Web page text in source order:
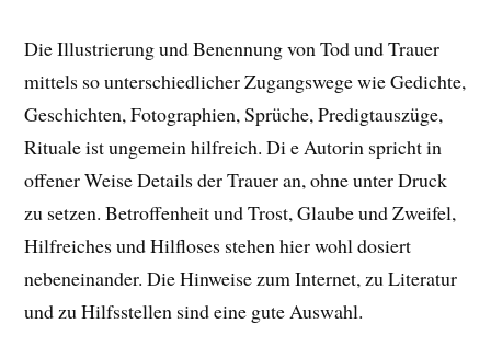
Die Illustrierung und Benennung von Tod und Trauer
mittels so unterschiedlicher Zugangswege wie Gedichte,
Geschichten, Fotographien, Sprüche, Predigtauszüge,
Rituale ist ungemein hilfreich. Di e Autorin spricht in
offener Weise Details der Trauer an, ohne unter Druck
zu setzen. Betroffenheit und Trost, Glaube und Zweifel,
Hilfreiches und Hilfloses stehen hier wohl dosiert
nebeneinander. Die Hinweise zum Internet, zu Literatur
und zu Hilfsstellen sind eine gute Auswahl.